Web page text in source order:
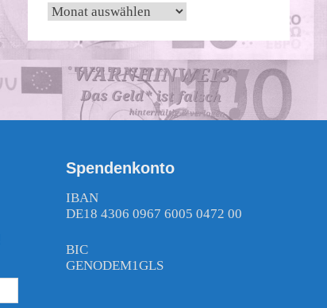
Archiv
Spendenkonto
IBAN
DE18 4306 0967 6005 0472 00
BIC
GENODEM1GLS